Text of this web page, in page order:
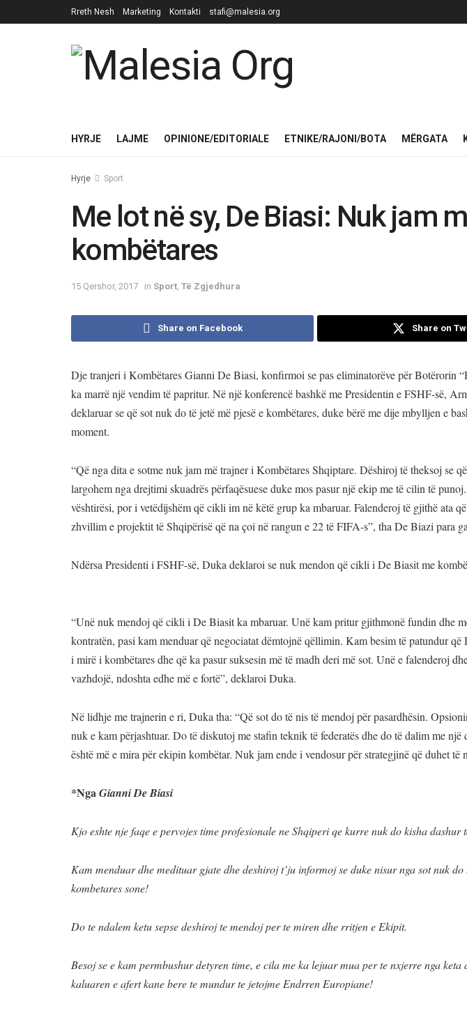
Rreth Nesh Marketing Kontakti stafi@malesia.org
HYRJE LAJME OPINIONE/EDITORIALE ETNIKE/RAJONI/BOTA MËRGATA
Hyrje Sport
Me lot në sy, De Biasi: Nuk jam
kombëtares
15 Qershor, 2017 in Sport Të Zgjedhura
Share on Facebook Share on
Dje tranjeri i Kombëtares Gianni De Biasi, konfirmoi se pas eliminatorëve për Botërorin
ka marrë një vendim të papritur. Në një konferencë bashkë me Presidentin e FSHF-së,
deklaruar se që sot nuk do të jetë më pjesë e kombëtares, duke bërë me dije mbylljen e
moment.
“Që nga dita e sotme nuk jam më trajner i Kombëtares Shqiptare. Dëshiroj të theksoj se
largohem nga drejtimi skuadrës përfaqësuese duke mos pasur një ekip me të cilin të
vështirësi, por i vetëdijshëm që cikli im në këtë grup ka mbaruar. Falenderoj të gjithë ata
zhvillim e projektit të Shqipërisë që na çoi në rangun e 22 të FIFA-s”, tha De Biazi para
Ndërsa Presidenti i FSHF-së, Duka deklaroi se nuk mendon që cikli i De Biasit me
“Unë nuk mendoj që cikli i De Biasit ka mbaruar. Unë kam pritur gjithmonë fundin dhe
kontratën, pasi kam menduar që negociatat dëmtojnë qëllimin. Kam besim të patundur
i mirë i kombëtares dhe që ka pasur suksesin më të madh deri më sot. Unë e falenderoj
vazhdojë, ndoshta edhe më e fortë”, deklaroi Duka.
Në lidhje me trajnerin e ri, Duka tha: “Që sot do të nis të mendoj për pasardhësin.
nuk e kam përjashtuar. Do të diskutoj me stafin teknik të federatës dhe do të dalim me një
është më e mira për ekipin kombëtar. Nuk jam ende i vendosur për strategjinë që duhet të
*NgaGianni De Biasi
Kjo eshte nje faqe e pervojes time profesionale ne Shqiperi qe kurre nuk do kisha dashur
Kam menduar dhe medituar gjate dhe deshiroj t’ju informoj se duke nisur nga sot nuk
kombetares sone!
Do te ndalem ketu sepse deshiroj te mendoj per te miren dhe rritjen e Ekipit.
Besoj se e kam permbushur detyren time, e cila me ka lejuar mua per te nxjerre nga keta
kaluaren e afert kane bere te mundur te jetojme Endrren Europiane!